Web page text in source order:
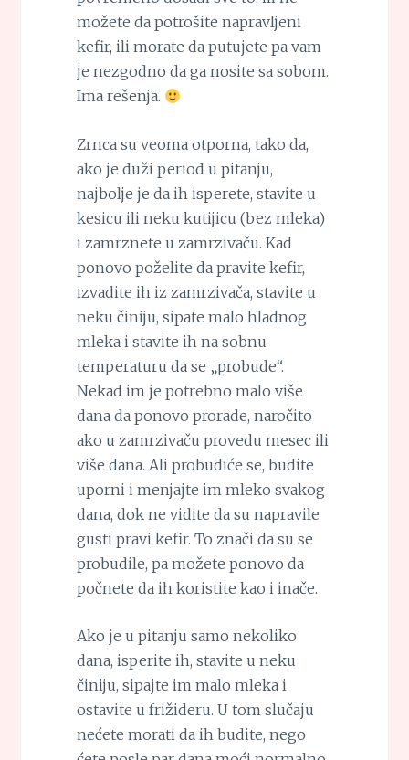
možete da potrošite napravljeni
kefir, ili morate da putujete pa vam
je nezgodno da ga nosite sa sobom.
Ima rešenja.
Zrnca su veoma otporna, tako da,
ako je duži period u pitanju,
najbolje je da ih isperete, stavite u
kesicu ili neku kutijicu (bez mleka)
i zamrznete u zamrzivaču. Kad
ponovo poželite da pravite kefir,
izvadite ih iz zamrzivača, stavite u
neku činiju, sipate malo hladnog
mleka i stavite ih na sobnu
temperaturu da se „probude“.
Nekad im je potrebno malo više
dana da ponovo prorade, naročito
ako u zamrzivaču provedu mesec ili
više dana. Ali probudiće se, budite
uporni i menjajte im mleko svakog
dana, dok ne vidite da su napravile
gusti pravi kefir. To znači da su se
probudile, pa možete ponovo da
počnete da ih koristite kao i inače.
Ako je u pitanju samo nekoliko
dana, isperite ih, stavite u neku
činiju, sipajte im malo mleka i
ostavite u frižideru. U tom slučaju
nećete morati da ih budite, nego